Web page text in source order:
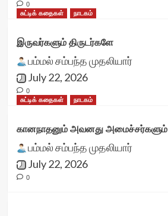
0
சுட்டிக் கதைகள்
நாடகம்
இருவர்களும் திருடர்களே
பம்மல் சம்பந்த முதலியார்
July 22, 2026
0
சுட்டிக் கதைகள்
நாடகம்
கானநாதனும் அவனது அமைச்சர்களும்
பம்மல் சம்பந்த முதலியார்
July 22, 2026
0